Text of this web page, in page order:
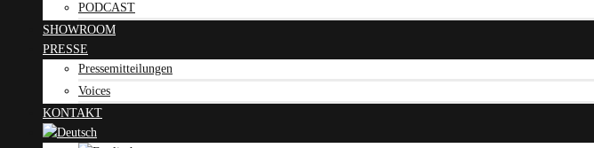
PODCAST
SHOWROOM
PRESSE
Pressemitteilungen
Voices
KONTAKT